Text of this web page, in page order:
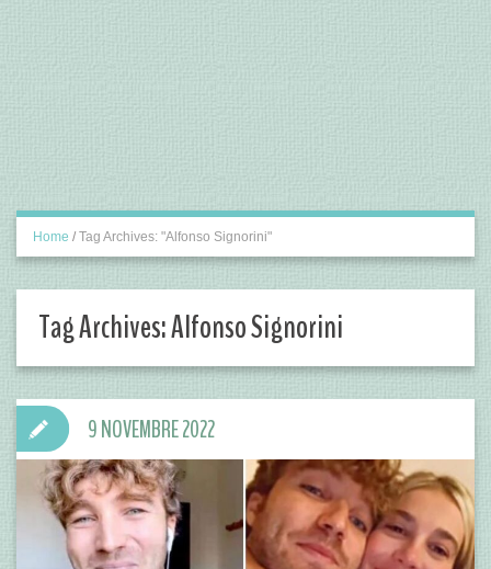
Home / Tag Archives: "Alfonso Signorini"
Tag Archives:Alfonso Signorini
9 NOVEMBRE 2022